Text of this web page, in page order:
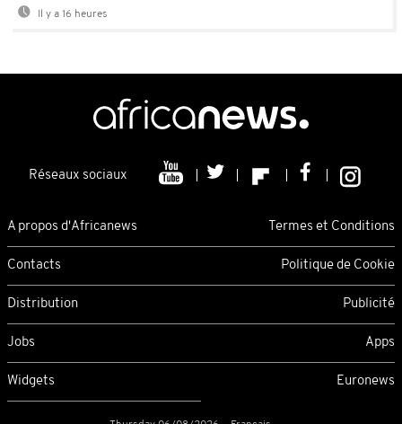
Il y a 16 heures
Réseaux sociaux
A propos d'Africanews Termes et Conditions
Contacts Politique de Cookie
Distribution Publicité
Jobs Apps
Widgets Euronews